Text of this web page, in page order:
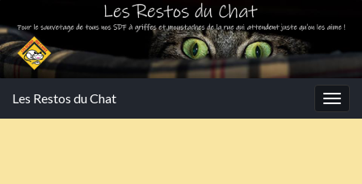
Les Restos du Chat